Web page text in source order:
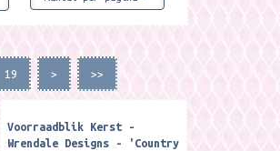
19 > >>
Voorraadblik Kerst -
Wrendale Designs - 'Country